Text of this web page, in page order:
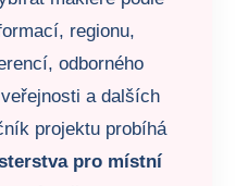
regionu,
odborného
a dalších
projektu probíhá
pro místní